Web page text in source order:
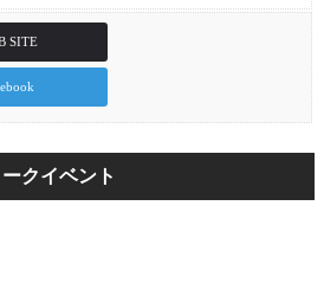
SITE
クイベント